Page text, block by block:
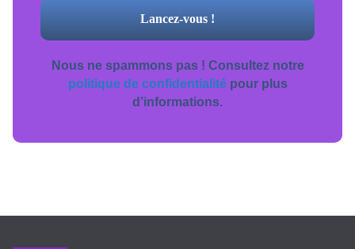
Nous ne spammons pas ! Consultez notre
politique de confidentialitépour plus
d’informations.